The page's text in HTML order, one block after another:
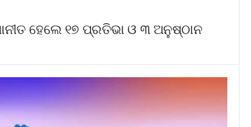
ହେଲେ ୧୭ ପ୍ରତିଭା ଓ ୩ ଅନୁଷ୍ଠାନ